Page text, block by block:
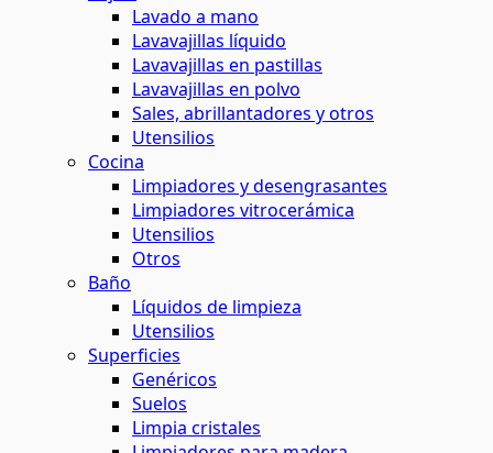
Lavado a mano
Lavavajillas líquido
Lavavajillas en pastillas
Lavavajillas en polvo
Sales, abrillantadores y otros
Utensilios
Cocina
Limpiadores y desengrasantes
Limpiadores vitrocerámica
Utensilios
Otros
Baño
Líquidos de limpieza
Utensilios
Superficies
Genéricos
Suelos
Limpia cristales